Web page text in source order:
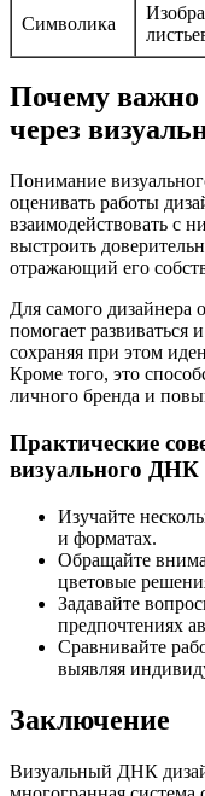
Символика
Почему важно
через
Понимание
оценивать работы
взаимодействовать с
выстроить
отражающий его
Для самого дизайнера
помогает развиваться
сохраняя при этом
Кроме того, это
личного бренда и
Практические
визуального ДНК
Изучайте
и форматах.
Обращайте
цветовые
Задавайте
предпочтениях
Сравнивайте
выявляя
Заключение
Визуальный ДНК